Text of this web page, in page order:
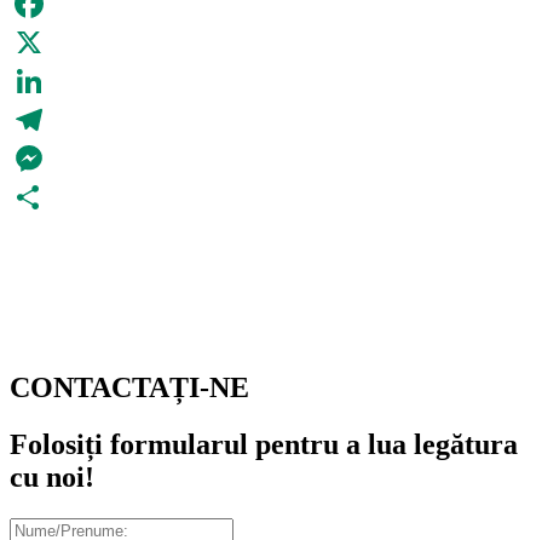
Facebook
X
LinkedIn
Telegram
Messenger
CONTACTAȚI-NE
Folosiți formularul pentru a lua legătura
cu noi!